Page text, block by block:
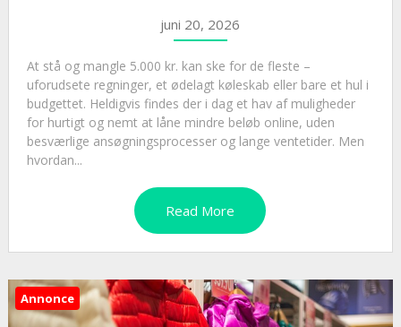
juni 20, 2026
At stå og mangle 5.000 kr. kan ske for de fleste –
uforudsete regninger, et ødelagt køleskab eller bare et hul i
budgettet. Heldigvis findes der i dag et hav af muligheder
for hurtigt og nemt at låne mindre beløb online, uden
besværlige ansøgningsprocesser og lange ventetider. Men
hvordan...
Read More
Annonce